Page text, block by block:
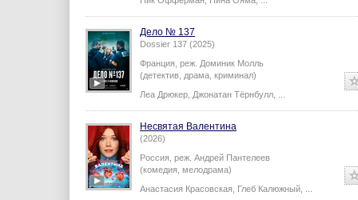
Дело № 137
Dossier 137 (2025)
Франция, реж. Доминик Молль
(детектив, драма, криминал)
Леа Дрюкер Джонатан Тёрнбулл
Несвятая Валентина
(2026)
Россия, реж. Андрей Пантелеев
(комедия, мелодрама)
Анастасия Красовская
Глеб Калюжный